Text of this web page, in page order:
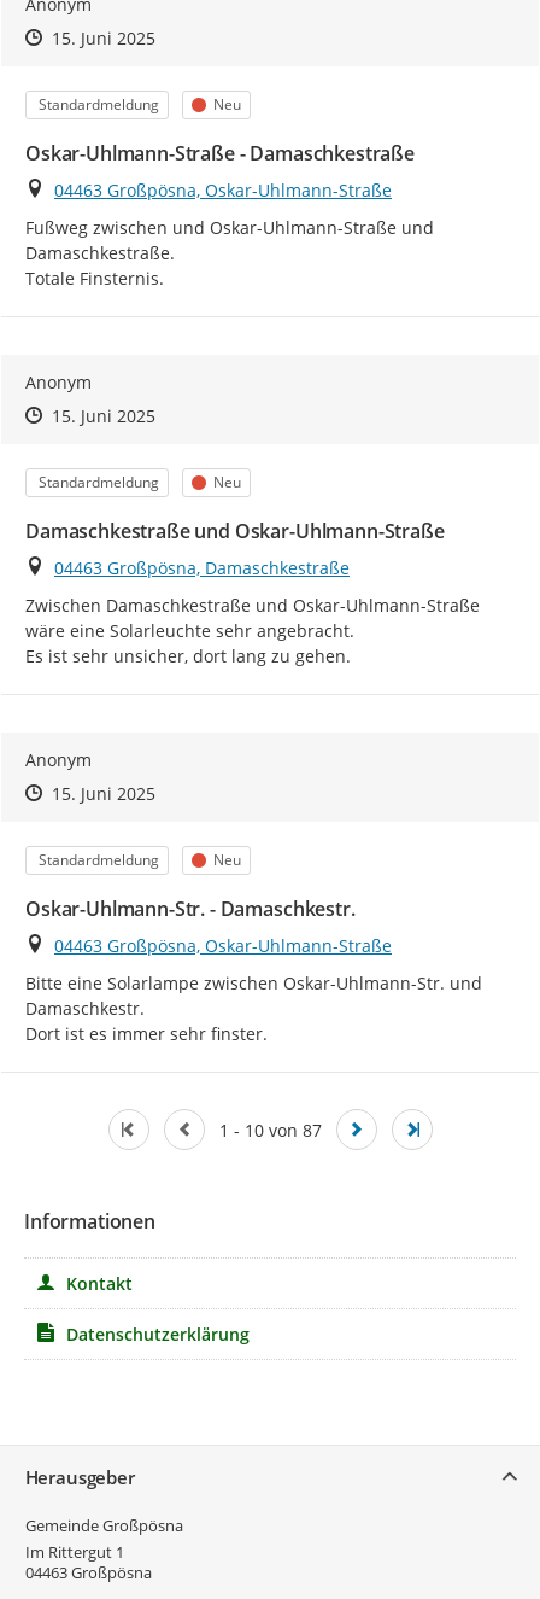
Zeitpunkt des Erstellens
Zeitpunkt des Erstellens
15. Juni 2025Zur Äußerung
Kategorie
Standardmeldung Status
Neu
Oskar-Uhlmann-Straße - Damaschkestraße
Ort
04463 Großpösna, Oskar-Uhlmann-Straße
Fußweg zwischen und Oskar-Uhlmann-Straße und
Damaschkestraße.
Totale Finsternis.
Anonym
Zeitpunkt des Erstellens
Zeitpunkt des Erstellens
15. Juni 2025Zur Äußerung
Kategorie
Standardmeldung Status
Neu
Damaschkestraße und Oskar-Uhlmann-Straße
Ort
04463 Großpösna, Damaschkestraße
Zwischen Damaschkestraße und Oskar-Uhlmann-Straße
wäre eine Solarleuchte sehr angebracht.
Es ist sehr unsicher, dort lang zu gehen.
Anonym
Zeitpunkt des Erstellens
Zeitpunkt des Erstellens
15. Juni 2025Zur Äußerung
Kategorie
Standardmeldung Status
Neu
Oskar-Uhlmann-Str. - Damaschkestr.
Ort
04463 Großpösna, Oskar-Uhlmann-Straße
Bitte eine Solarlampe zwischen Oskar-Uhlmann-Str. und
Damaschkestr.
Dort ist es immer sehr finster.
1 - 10 von 87
Informationen
Kontakt
Datenschutzerklärung
Herausgeber
Gemeinde Großpösna
Im Rittergut 1
04463Großpösna